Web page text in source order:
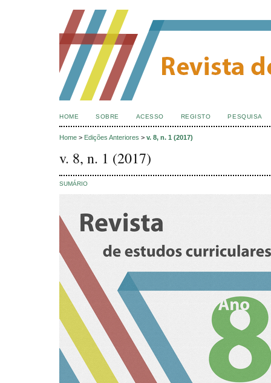
HOME SOBRE ACESSO REGISTO PESQUISA
Home > Edições Anteriores > v. 8, n. 1 (2017)
v. 8, n. 1 (2017)
SUMÁRIO